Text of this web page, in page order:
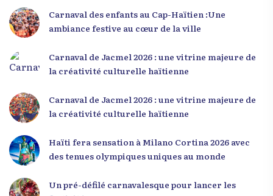
occasion unique de se rencontrer, d’échanger et
d’écouter des interventions motivantes centrées
citoyen. Des messages forts pour la jeunesse Lors
de sa première intervention, intitulée « Jenès la
croire en leur potentiel et à rejeter toute forme
de fatalisme. Il a particulièrement insisté sur
pouvons pas résoudre un problème avec la
mentalité qui l’a créé. » Il a encouragé la jeunesse
sur la discipline, l’excellence et la responsabilité.
Carnaval des enfants au Cap-Haïtien :Une
ambiance festive au cœur de la ville
Carnaval de Jacmel 2026 : une vitrine majeure de
la créativité culturelle haïtienne
Carnaval de Jacmel 2026 : une vitrine majeure de
la créativité culturelle haïtienne
Haïti fera sensation à Milano Cortina 2026 avec
des tenues olympiques uniques au monde
Un pré-défilé carnavalesque pour lancer les